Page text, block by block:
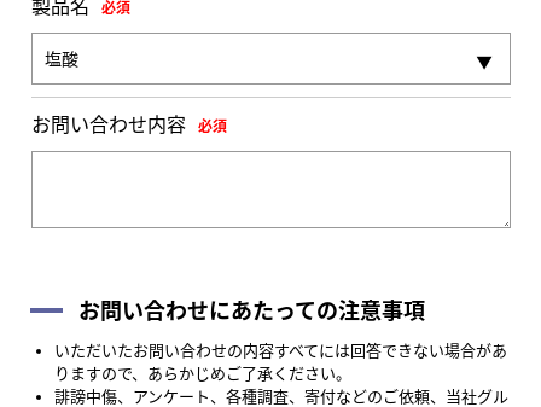
製品名 必須
お問い合わせ内容 必須
お問い合わせにあたっての注意事項
いただいたお問い合わせの内容すべてには回答できない場合があ
りますので、あらかじめご了承ください。
誹謗中傷、アンケート、各種調査、寄付などのご依頼、当社グル